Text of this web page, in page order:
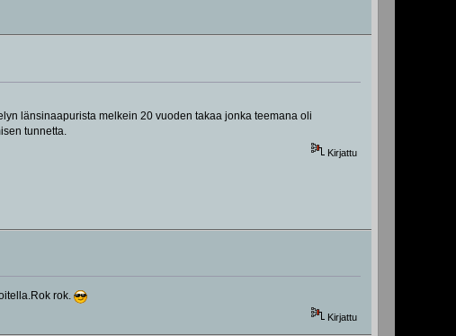
länsinaapurista melkein 20 vuoden takaa jonka teemana oli
tunnetta.
Kirjattu
rok.
Kirjattu